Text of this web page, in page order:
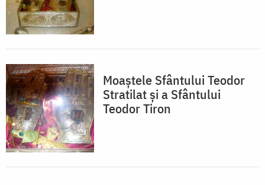
Moaştele Sfântului Teodor
Stratilat și a Sfântului
Teodor Tiron